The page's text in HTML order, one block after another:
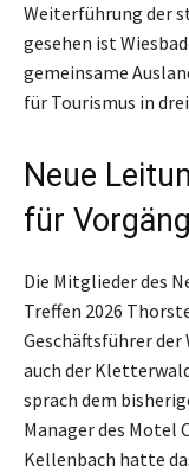
Weiterführung der
gesehen ist
gemeinsame
für Tourismus in
Neue
für
Die Mitglieder des
Treffen 2026
Geschäftsführer
auch der
sprach dem
Manager des Motel
Kellenbach hatte